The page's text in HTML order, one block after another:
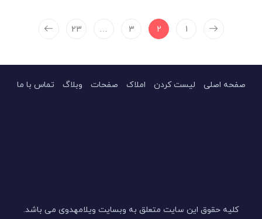
1
2
3
…
23
صفحه اصلی لیست کردن املاک صفحات وبلاگ تماس با ما
کلیه حقوق این سایت متعلق به وبسایت ویلامهدوی می باشد.